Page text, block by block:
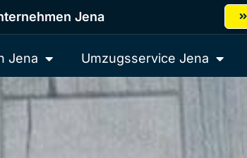
Jena
Jena Umzugsservice Jena